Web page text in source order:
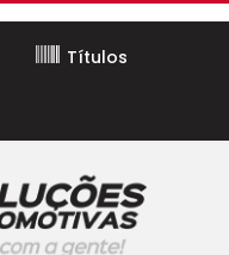
Títulos